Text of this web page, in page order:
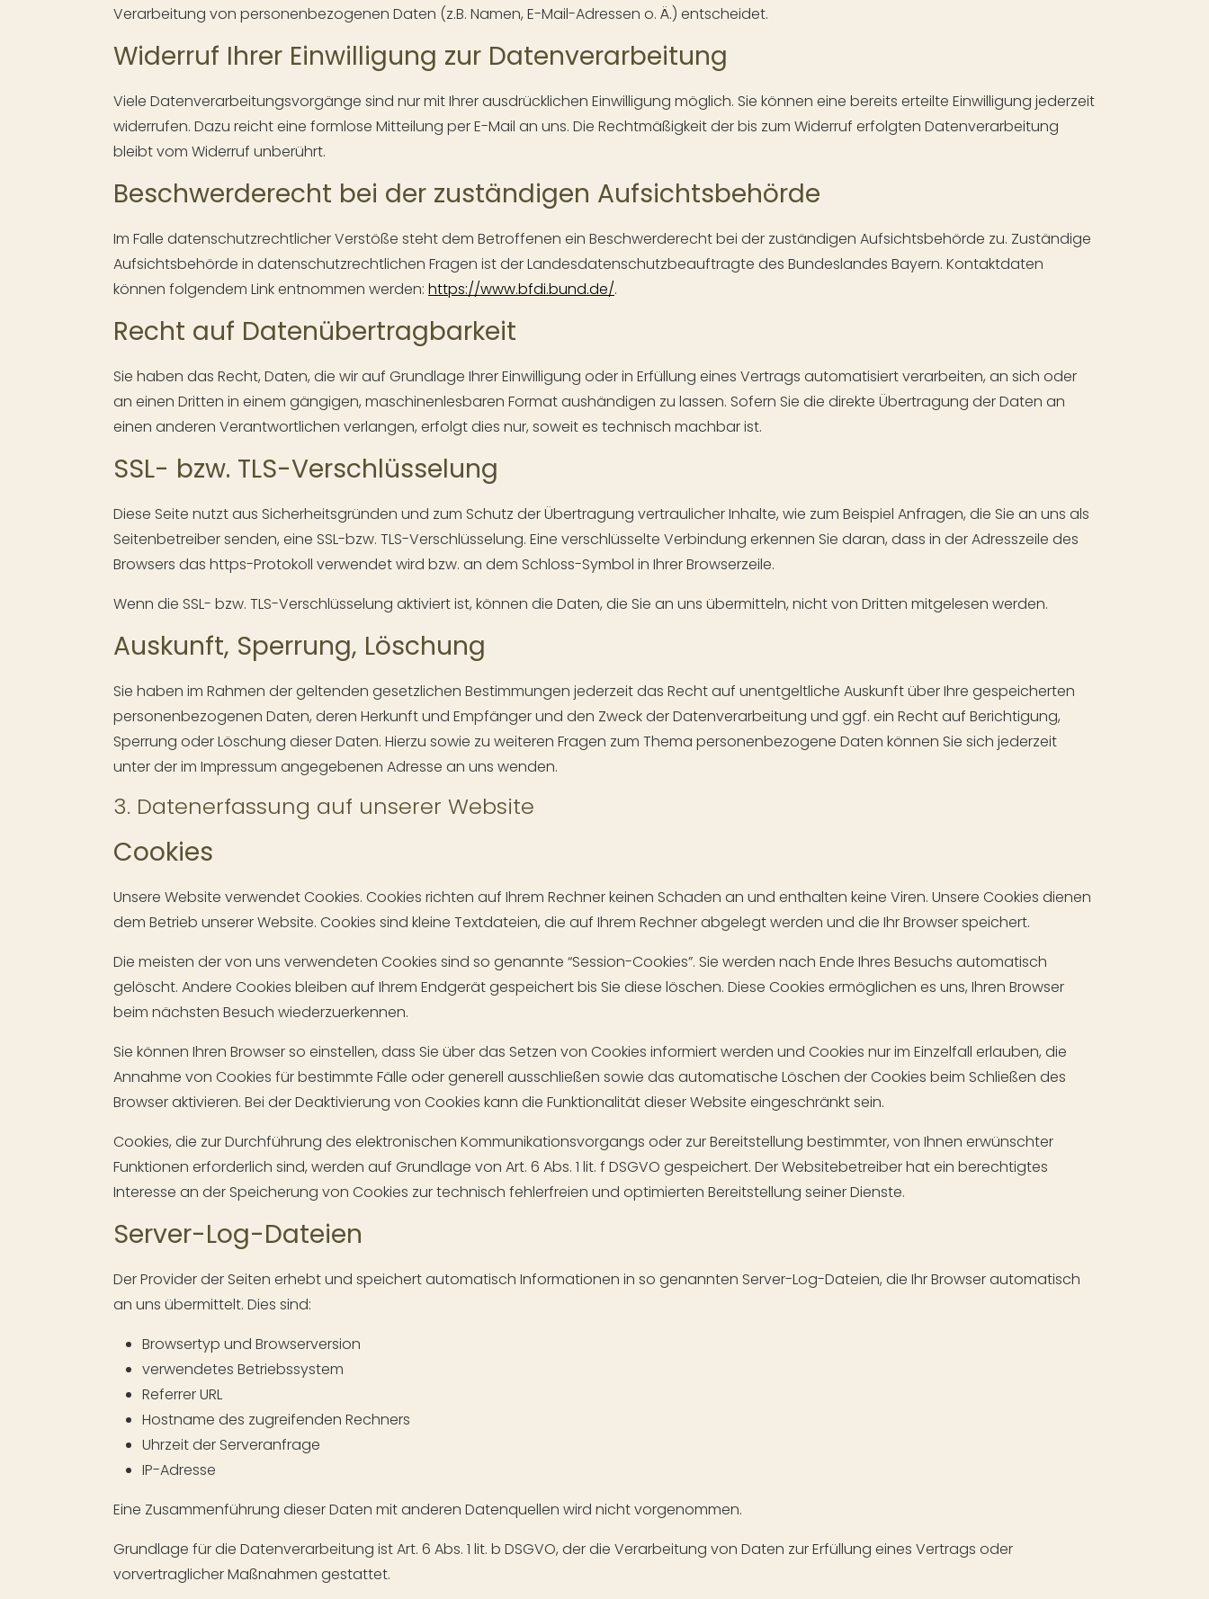
Verarbeitung von personenbezogenen Daten (z.B. Namen, E-Mail-Adressen o. Ä.) entscheidet.
Widerruf Ihrer Einwilligung zur Datenverarbeitung
Viele Datenverarbeitungsvorgänge sind nur mit Ihrer ausdrücklichen Einwilligung möglich. Sie können eine bereits erteilte Einwilligung jederzeit
widerrufen. Dazu reicht eine formlose Mitteilung per E-Mail an uns. Die Rechtmäßigkeit der bis zum Widerruf erfolgten Datenverarbeitung
bleibt vom Widerruf unberührt.
Beschwerderecht bei der zuständigen Aufsichtsbehörde
Im Falle datenschutzrechtlicher Verstöße steht dem Betroffenen ein Beschwerderecht bei der zuständigen Aufsichtsbehörde zu. Zuständige
Aufsichtsbehörde in datenschutzrechtlichen Fragen ist der Landesdatenschutzbeauftragte des Bundeslandes Bayern. Kontaktdaten
können folgendem Link entnommen werden: https://www.bfdi.bund.de/.
Recht auf Datenübertragbarkeit
Sie haben das Recht, Daten, die wir auf Grundlage Ihrer Einwilligung oder in Erfüllung eines Vertrags automatisiert verarbeiten, an sich oder
an einen Dritten in einem gängigen, maschinenlesbaren Format aushändigen zu lassen. Sofern Sie die direkte Übertragung der Daten an
einen anderen Verantwortlichen verlangen, erfolgt dies nur, soweit es technisch machbar ist.
SSL- bzw. TLS-Verschlüsselung
Diese Seite nutzt aus Sicherheitsgründen und zum Schutz der Übertragung vertraulicher Inhalte, wie zum Beispiel Anfragen, die Sie an uns als
Seitenbetreiber senden, eine SSL-bzw. TLS-Verschlüsselung. Eine verschlüsselte Verbindung erkennen Sie daran, dass in der Adresszeile des
Browsers das https-Protokoll verwendet wird bzw. an dem Schloss-Symbol in Ihrer Browserzeile.
Wenn die SSL- bzw. TLS-Verschlüsselung aktiviert ist, können die Daten, die Sie an uns übermitteln, nicht von Dritten mitgelesen werden.
Auskunft, Sperrung, Löschung
Sie haben im Rahmen der geltenden gesetzlichen Bestimmungen jederzeit das Recht auf unentgeltliche Auskunft über Ihre gespeicherten
personenbezogenen Daten, deren Herkunft und Empfänger und den Zweck der Datenverarbeitung und ggf. ein Recht auf Berichtigung,
Sperrung oder Löschung dieser Daten. Hierzu sowie zu weiteren Fragen zum Thema personenbezogene Daten können Sie sich jederzeit
unter der im Impressum angegebenen Adresse an uns wenden.
3. Datenerfassung auf unserer Website
Cookies
Unsere Website verwendet Cookies. Cookies richten auf Ihrem Rechner keinen Schaden an und enthalten keine Viren. Unsere Cookies dienen
dem Betrieb unserer Website. Cookies sind kleine Textdateien, die auf Ihrem Rechner abgelegt werden und die Ihr Browser speichert.
Die meisten der von uns verwendeten Cookies sind so genannte “Session-Cookies”. Sie werden nach Ende Ihres Besuchs automatisch
gelöscht. Andere Cookies bleiben auf Ihrem Endgerät gespeichert bis Sie diese löschen. Diese Cookies ermöglichen es uns, Ihren Browser
beim nächsten Besuch wiederzuerkennen.
Sie können Ihren Browser so einstellen, dass Sie über das Setzen von Cookies informiert werden und Cookies nur im Einzelfall erlauben, die
Annahme von Cookies für bestimmte Fälle oder generell ausschließen sowie das automatische Löschen der Cookies beim Schließen des
Browser aktivieren. Bei der Deaktivierung von Cookies kann die Funktionalität dieser Website eingeschränkt sein.
Cookies, die zur Durchführung des elektronischen Kommunikationsvorgangs oder zur Bereitstellung bestimmter, von Ihnen erwünschter
Funktionen erforderlich sind, werden auf Grundlage von Art. 6 Abs. 1 lit. f DSGVO gespeichert. Der Websitebetreiber hat ein berechtigtes
Interesse an der Speicherung von Cookies zur technisch fehlerfreien und optimierten Bereitstellung seiner Dienste.
Server-Log-Dateien
Der Provider der Seiten erhebt und speichert automatisch Informationen in so genannten Server-Log-Dateien, die Ihr Browser automatisch
an uns übermittelt. Dies sind:
Browsertyp und Browserversion
verwendetes Betriebssystem
Referrer URL
Hostname des zugreifenden Rechners
Uhrzeit der Serveranfrage
IP-Adresse
Eine Zusammenführung dieser Daten mit anderen Datenquellen wird nicht vorgenommen.
Grundlage für die Datenverarbeitung ist Art. 6 Abs. 1 lit. b DSGVO, der die Verarbeitung von Daten zur Erfüllung eines Vertrags oder
vorvertraglicher Maßnahmen gestattet.